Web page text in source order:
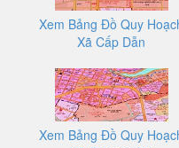
Xem Bảng Đồ Quy
Xã Cấp Dẫn
Xem Bảng Đồ Quy